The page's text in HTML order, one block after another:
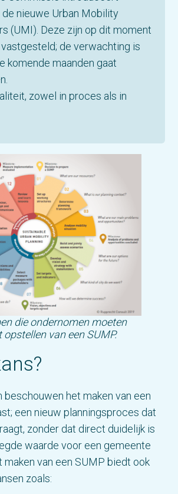
de nieuwe Urban Mobility
(UMI). Deze zijn op dit moment
de verwachting is
komende maanden gaat
zowel in proces als in
die ondernomen moeten
van een SUMP.
beschouwen het maken van een
een nieuw planningsproces dat
zonder dat direct duidelijk is
waarde voor een gemeente
maken van een SUMP biedt ook
zoals: